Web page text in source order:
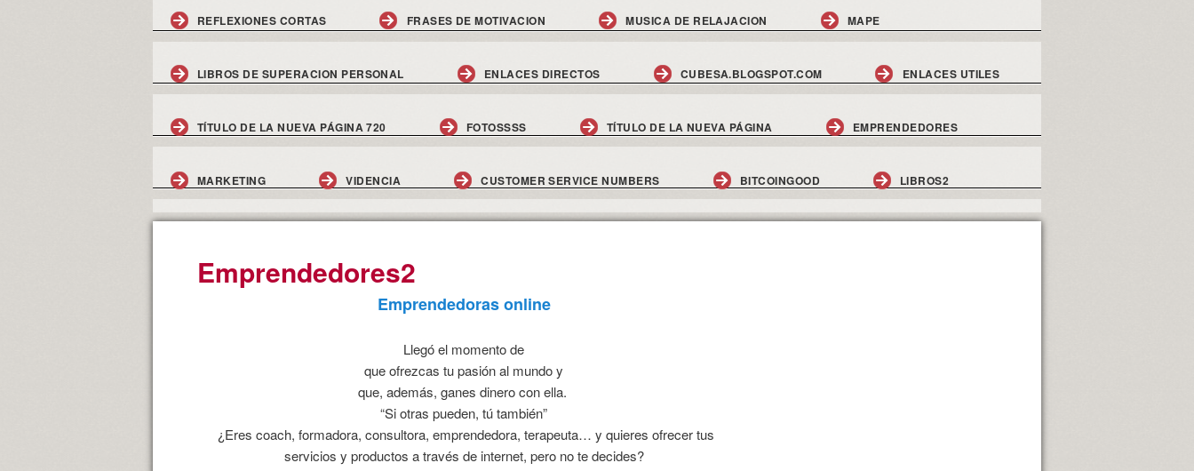
REFLEXIONES CORTAS FRASES DE MOTIVACION MUSICA DE RELAJACION MAPE
LIBROS DE SUPERACION PERSONAL ENLACES DIRECTOS CUBESA.BLOGSPOT.COM ENLACES UTILES
TÍTULO DE LA NUEVA PÁGINA 720 FOTOSSSS TÍTULO DE LA NUEVA PÁGINA EMPRENDEDORES
MARKETING VIDENCIA CUSTOMER SERVICE NUMBERS BITCOINGOOD LIBROS2
Emprendedores2
Emprendedoras online
Llegó el momento de
que ofrezcas tu pasión al mundo y
que, además, ganes dinero con ella.
“Si otras pueden, tú también”
¿Eres coach, formadora, consultora, emprendedora, terapeuta… y quieres ofrecer tus
servicios y productos a través de internet, pero no te decides?